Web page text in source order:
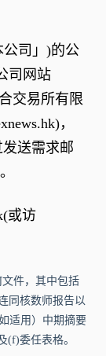
司」)的公
司网站
交易所有限
)，
送需求邮
(或访
件，其中包括
同核数师报告以
适用）中期摘要
(f)委任表格。